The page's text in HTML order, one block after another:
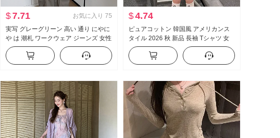
$7.71 お気に入り 75
実写 グレーグリーン 高い 通り にやに
や は 潮札 ワークウェア ジーンズ 女性
アメリカンスタイル ヴィンテージ ル
ーズフィット フロアレングス カジュ
アル ズボン
$4.74
ピュアコットン 韓国風 アメリカンス
タイル 2026 秋 新品 長袖 Tシャツ 女
性 ルーズフィット ミドル丈 ピンク ア
ルファベット セクシースタイル トッ
プス